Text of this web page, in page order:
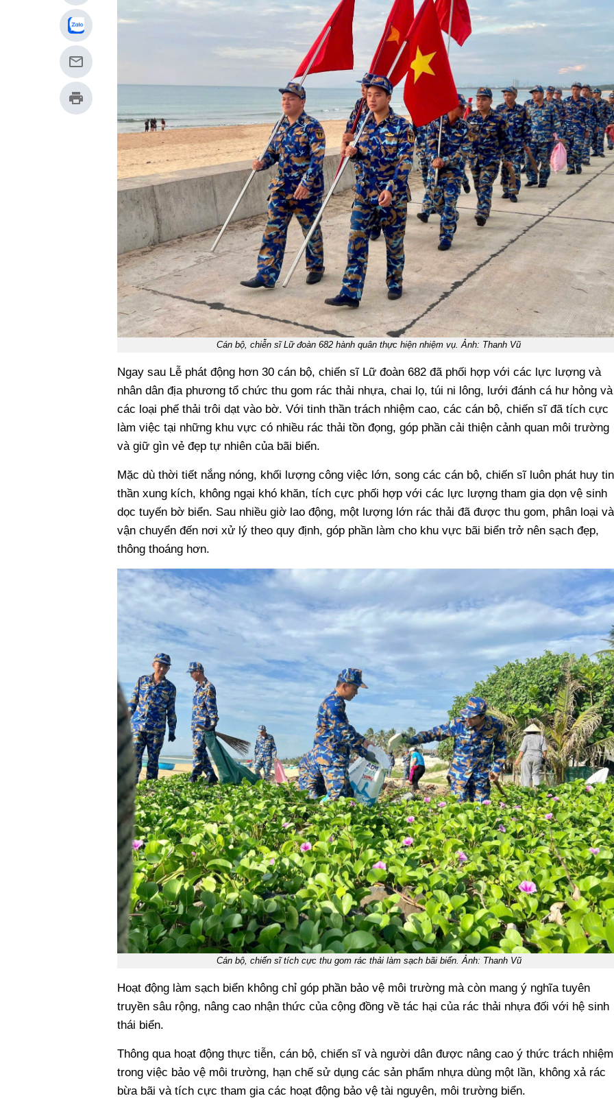
Cán bộ, chiễn sĩ Lữ đoàn 682 hành quân thực hiện nhiệm vụ. Ảnh: Thanh Vũ
Ngay sau Lễ phát động hơn 30 cán bộ, chiến sĩ Lữ đoàn 682 đã phối hợp với các lực lượng và
nhân dân địa phương tổ chức thu gom rác thải nhựa, chai lọ, túi ni lông, lưới đánh cá hư hỏng và
các loại phế thải trôi dạt vào bờ. Với tinh thần trách nhiệm cao, các cán bộ, chiến sĩ đã tích cực
làm việc tại những khu vực có nhiều rác thải tồn đọng, góp phần cải thiện cảnh quan môi trường
và giữ gìn vẻ đẹp tự nhiên của bãi biển.
Mặc dù thời tiết nắng nóng, khối lượng công việc lớn, song các cán bộ, chiến sĩ luôn phát huy
thần xung kích, không ngại khó khăn, tích cực phối hợp với các lực lượng tham gia dọn vệ sinh
dọc tuyến bờ biển. Sau nhiều giờ lao động, một lượng lớn rác thải đã được thu gom, phân loại và
vận chuyển đến nơi xử lý theo quy định, góp phần làm cho khu vực bãi biển trở nên sạch đẹp,
thông thoáng hơn.
Cán bộ, chiến sĩ tích cực thu gom rác thải làm sạch bãi biển. Ảnh: Thanh Vũ
Hoạt động làm sạch biển không chỉ góp phần bảo vệ môi trường mà còn mang ý nghĩa tuyên
truyền sâu rộng, nâng cao nhận thức của cộng đồng về tác hại của rác thải nhựa đối với hệ sinh
thái biển.
Thông qua hoạt động thực tiễn, cán bộ, chiến sĩ và người dân được nâng cao ý thức trách nhiệm
trong việc bảo vệ môi trường, hạn chế sử dụng các sản phẩm nhựa dùng một lần, không xả rác
bừa bãi và tích cực tham gia các hoạt động bảo vệ tài nguyên, môi trường biển.